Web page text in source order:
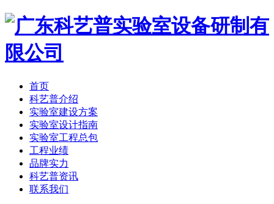
首页
科艺普介绍
实验室建设方案
实验室设计指南
实验室工程总包
工程业绩
品牌实力
科艺普资讯
联系我们